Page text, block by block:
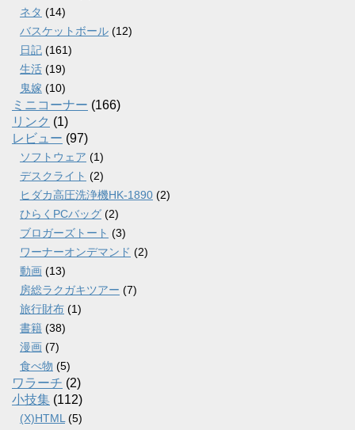
ネタ (14)
バスケットボール (12)
日記 (161)
生活 (19)
鬼嫁 (10)
ミニコーナー (166)
リンク (1)
レビュー (97)
ソフトウェア (1)
デスクライト (2)
ヒダカ高圧洗浄機HK-1890 (2)
ひらくPCバッグ (2)
ブロガーズトート (3)
ワーナーオンデマンド (2)
動画 (13)
房総ラクガキツアー (7)
旅行財布 (1)
書籍 (38)
漫画 (7)
食べ物 (5)
ワラーチ (2)
小技集 (112)
(X)HTML (5)